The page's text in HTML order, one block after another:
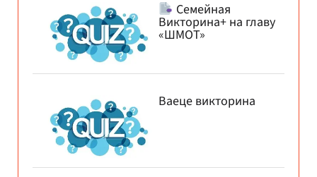
Семейная
Викторина+ на главу
«ШМОТ»
Ваеце викторина